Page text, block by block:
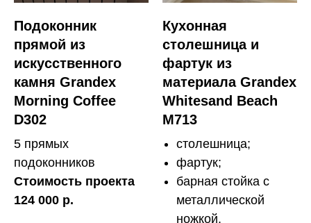
Подоконник
прямой из
искусственного
камня Grandex
Morning Coffee
D302
5 прямых
подоконников
Стоимость проекта
124 000 р.
Кухонная
столешница и
фартук из
материала Grandex
Whitesand Beach
M713
столешница;
фартук;
барная стойка с
металлической
ножкой.